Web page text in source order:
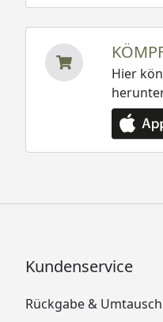
Hier
Kundenservice
Rückgabe & Umtausch